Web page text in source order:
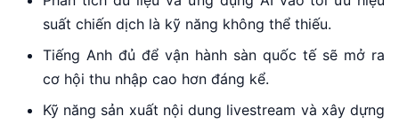
suất chiến dịch là kỹ năng không thể thiếu.
Tiếng Anh đủ để vận hành sàn quốc tế sẽ mở ra
cơ hội thu nhập cao hơn đáng kể.
Kỹ năng sản xuất nội dung livestream và xây dựng